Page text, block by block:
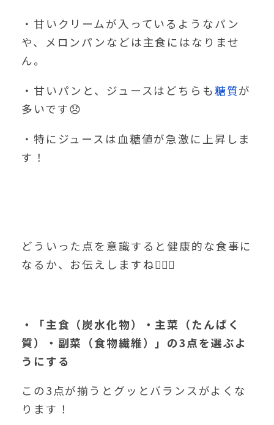
・甘いクリームが入っているようなパン
や、メロンパンなどは主食にはなりませ
ん。
・甘いパンと、ジュースはどちらも糖質が
多いです😞
・特にジュースは血糖値が急激に上昇しま
す！
どういった点を意識すると健康的な食事に
なるか、お伝えしますね🙋🏻‍♀️
・「主食（炭水化物）・主菜（たんぱく
質）・副菜（食物繊維）」の3 点を選ぶよ
うにする
この3点が揃うとグッとバランスがよくな
ります！